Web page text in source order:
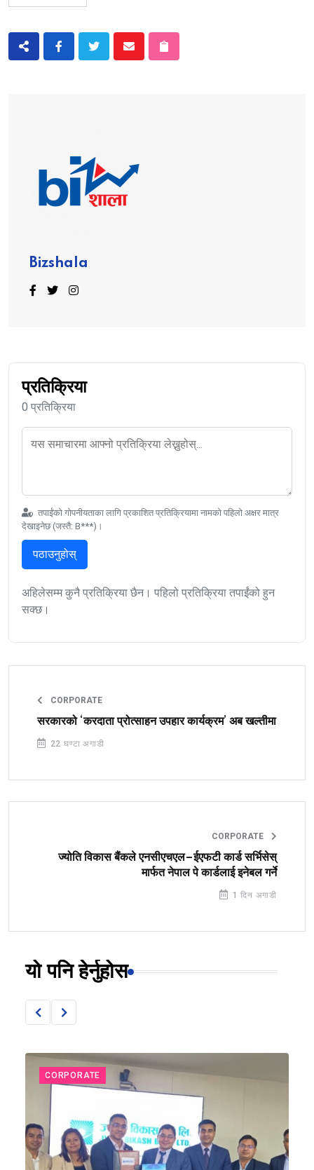
Bizshala
प्रतिक्रिया
0 प्रतिक्रिया
तपाईंको गोपनीयताका लागि प्रकाशित प्रतिक्रियामा नामको पहिलो अक्षर मात्र
देखाइनेछ (जस्तै: B***)।
पठाउनुहोस्
अहिलेसम्म कुनै प्रतिक्रिया छैन। पहिलो प्रतिक्रिया तपाईंको हुन
सक्छ।
CORPORATE
सरकारको ‘करदाता प्रोत्साहन उपहार कार्यक्रम’ अब खल्तीमा
22 घण्टा अगाडी
CORPORATE
ज्योति विकास बैंकले एनसीएचएल–ईएफटी कार्ड सर्भिसेस्
मार्फत नेपाल पे कार्डलाई इनेबल गर्ने
1 दिन अगाडी
यो पनि हेर्नुहोस
CORPORATE